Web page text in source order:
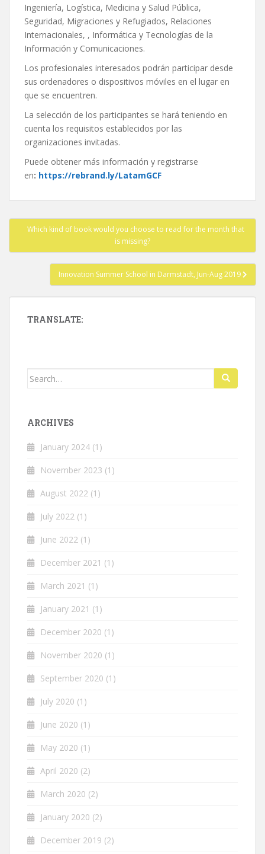
Ingeniería, Logística, Medicina y Salud Pública,
Seguridad, Migraciones y Refugiados, Relaciones
Internacionales, , Informática y Tecnologías de la
Información y Comunicaciones.
Los profesionales interesados podrán participar desde
sus ordenadores o dispositivos móviles en el lugar en
que se encuentren.
La selección de los participantes se hará teniendo en
cuenta los requisitos establecidos por las
organizaciones invitadas.
Puede obtener más información y registrarse
en: https://rebrand.ly/LatamGCF
PostWhich kind of book would you choose to read for the month that
is missing?
Innovation Summer School in Darmstadt, Jun-Aug 2019
TRANSLATE:
Search
ARCHIVES
January 2024 (1)
November 2023 (1)
August 2022 (1)
July 2022 (1)
June 2022 (1)
December 2021 (1)
March 2021 (1)
January 2021 (1)
December 2020 (1)
November 2020 (1)
September 2020 (1)
July 2020 (1)
June 2020 (1)
May 2020 (1)
April 2020 (2)
March 2020 (2)
January 2020 (2)
December 2019 (2)